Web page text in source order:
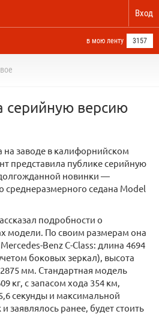
Вход
в мою ленту 3157
серийную версию
на заводе в калифорнийском
представила публике серийную
новинки —
среднеразмерного седана Model
подробности о
модели. По своим размерам она
Benz C-Class: длина 4694
боковых зеркал), высота
мм. Стандартная модель
кг, с запасом хода 354 км,
секунды и максимальной
заявлялось ранее, будет стоить